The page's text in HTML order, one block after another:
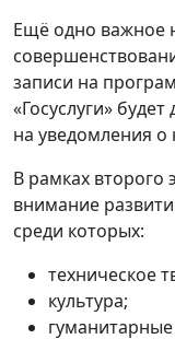
Ещё одно важное
записи на
«Госуслуги»
на уведомления
В рамках второго
внимание
среди которых:
техническое
культура;